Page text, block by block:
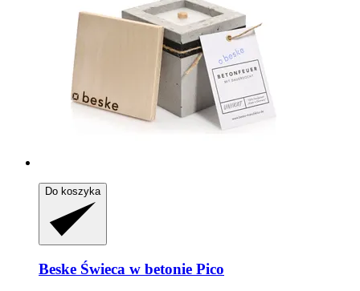
Do koszyka
Beske Świeca w betonie Pico